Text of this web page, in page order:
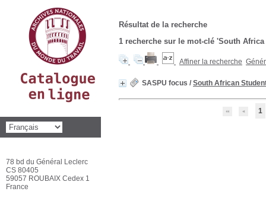
Résultat de la recherche
1 recherche sur le mot-clé 'South Africa
Affiner la recherche
SASPU focus / South African
1
78 bd du Général Leclerc
CS 80405
59057 ROUBAIX Cedex 1
France